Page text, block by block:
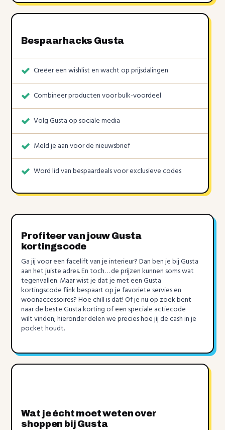
Bespaarhacks Gusta
Creëer een wishlist en wacht op prijsdalingen
Combineer producten voor bulk-voordeel
Volg Gusta op sociale media
Meld je aan voor de nieuwsbrief
Word lid van bespaardeals voor exclusieve codes
Profiteer van jouw Gusta
kortingscode
Ga jij voor een facelift van je interieur? Dan ben je bij Gusta
aan het juiste adres. En toch… de prijzen kunnen soms wat
tegenvallen. Maar wist je dat je met een Gusta
kortingscode flink bespaart op je favoriete servies en
woonaccessoires? Hoe chill is dat! Of je nu op zoek bent
naar de beste Gusta korting of een speciale actiecode
wilt vinden; hieronder delen we precies hoe jij de cash in je
pocket houdt.
Wat je écht moet weten over
shoppen bij Gusta